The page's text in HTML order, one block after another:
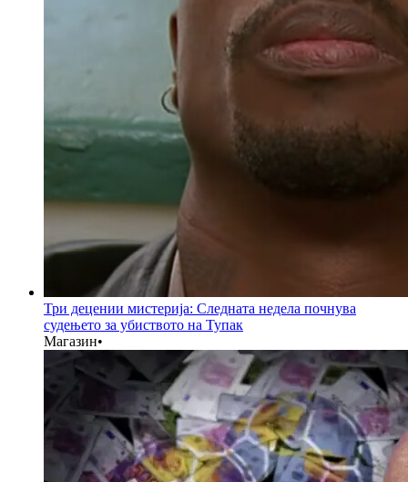
Три децении мистерија: Следната недела почнува
судењето за убиството на Тупак
Магазин•